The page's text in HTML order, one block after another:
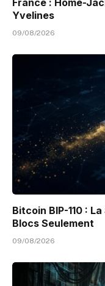
France : Home-
Yvelines
09/08/2026
Bitcoin BIP-110 :
Blocs Seulement
09/08/2026